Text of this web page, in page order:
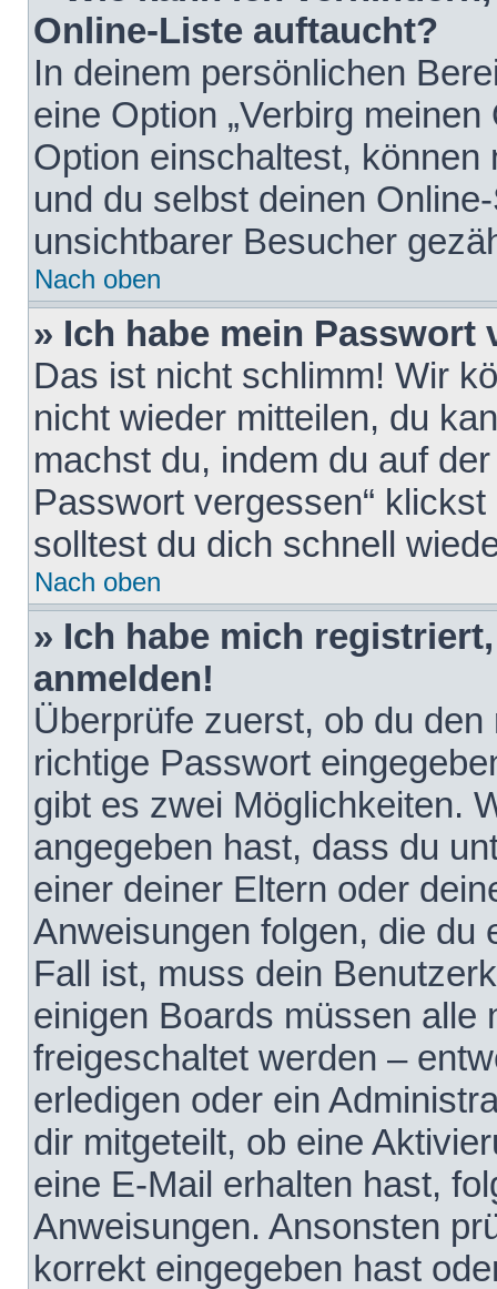
Online-Liste auftaucht?
In deinem persönlichen
eine Option „Verbirg
Option einschaltest,
und du selbst deinen
unsichtbarer Besucher
Nach oben
» Ich habe mein Passwort
Das ist nicht schlimm! Wir
nicht wieder mitteilen, du
machst du, indem du auf
Passwort vergessen“
solltest du dich schnell
Nach oben
» Ich habe mich
anmelden!
Überprüfe zuerst, ob du
richtige Passwort
gibt es zwei Möglichkeiten.
angegeben hast, dass du
einer deiner Eltern oder
Anweisungen folgen, die du
Fall ist, muss dein
einigen Boards müssen alle
freigeschaltet werden –
erledigen oder ein
dir mitgeteilt, ob eine
eine E-Mail erhalten hast,
Anweisungen. Ansonsten
korrekt eingegeben hast